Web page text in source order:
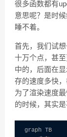
很多函数都有
意思呢？是时
睡不着。
首先，我们试
十万个点，甚
中的，后面在
存的速度多快
为了渲染速度
的时候，其实
graph TB